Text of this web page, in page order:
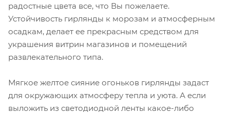
радостные цвета все, что Вы пожелаете.
Устойчивость гирлянды к морозам и атмосферным
осадкам, делает ее прекрасным средством для
украшения витрин магазинов и помещений
развлекательного типа.
Мягкое желтое сияние огоньков гирлянды задаст
для окружающих атмосферу тепла и уюта. А если
выложить из светодиодной ленты какое-либо